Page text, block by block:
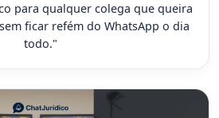
para qualquer colega que queira
ficar refém do WhatsApp o dia
todo."